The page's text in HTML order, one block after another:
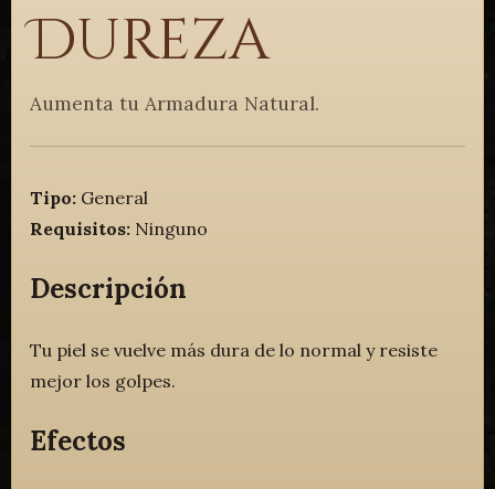
Dureza
Aumenta tu Armadura Natural.
Tipo: General
Requisitos: Ninguno
Descripción
Tu piel se vuelve más dura de lo normal y resiste
mejor los golpes.
Efectos